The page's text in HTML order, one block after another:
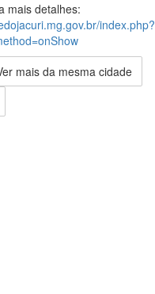
mais detalhes:
index.php?
mais da mesma cidade